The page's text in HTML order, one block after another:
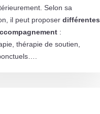
Selon sa
il peut proposer différentes
:
thérapie de soutien,